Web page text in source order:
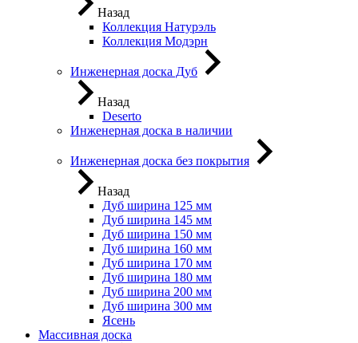
Назад
Коллекция Натурэль
Коллекция Модэрн
Инженерная доска Дуб
Назад
Deserto
Инженерная доска в наличии
Инженерная доска без покрытия
Назад
Дуб ширина 125 мм
Дуб ширина 145 мм
Дуб ширина 150 мм
Дуб ширина 160 мм
Дуб ширина 170 мм
Дуб ширина 180 мм
Дуб ширина 200 мм
Дуб ширина 300 мм
Ясень
Массивная доска